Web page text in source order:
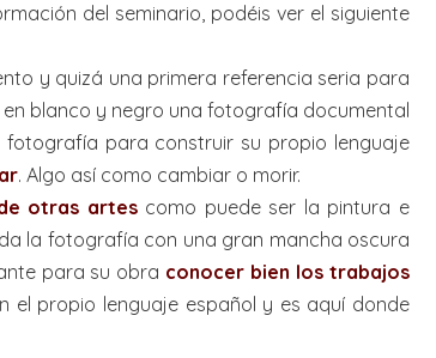
del seminario, podéis ver el siguiente
y quizá una primera referencia seria para
blanco y negro una fotografía documental
para construir su propio lenguaje
. Algo así como cambiar o morir.
otras artescomo puede ser la pintura e
la fotografía con una gran mancha oscura
para su obra conocer bien los trabajos
propio lenguaje español y es aquí donde